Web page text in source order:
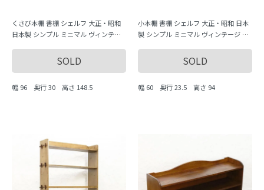
くさび本棚 書棚 シェルフ 大正・昭和
日本製 シンプル ミニマル ヴィンテー
SOLD
幅 96 奥行 30 高さ 148.5
小本棚 書棚 シェルフ 大正・昭和 日本
製 シンプル ミニマル ヴィンテージ 木
SOLD
幅 60 奥行 23.5 高さ 94